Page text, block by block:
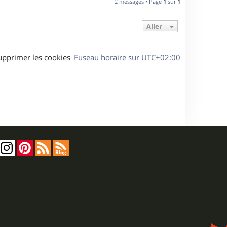
t
Aller
Fuseau horaire sur UTC+02:00
les cookies